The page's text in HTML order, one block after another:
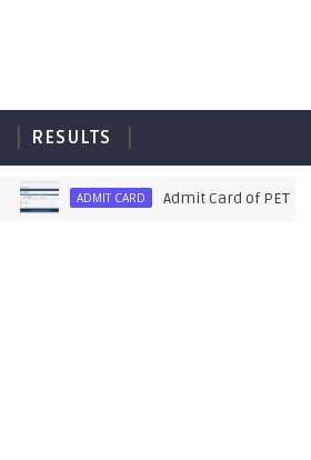
RESULTS
ADMIT CARD Admit Card of PET